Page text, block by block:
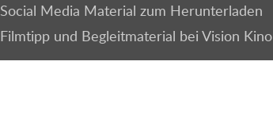
Social Media Material zum Herunterladen
Filmtipp und Begleitmaterial bei Vision Kino